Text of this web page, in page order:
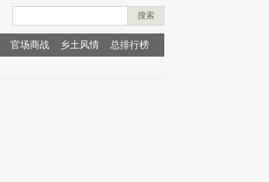
搜索
官场商战 乡土风情 总排行榜